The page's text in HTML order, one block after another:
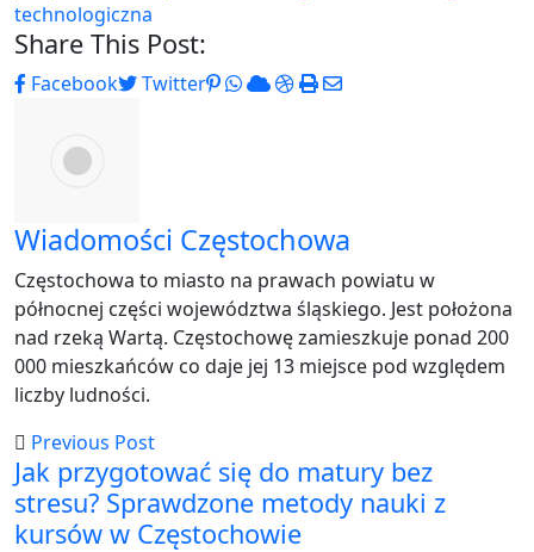
technologiczna
Share This Post:
Facebook Twitter Pinterest
Whatsapp
CloudStumbleUpon
PrintShare
Wiadomości Częstochowa
Częstochowa to miasto na prawach powiatu w
północnej części województwa śląskiego. Jest położona
nad rzeką Wartą. Częstochowę zamieszkuje ponad 200
000 mieszkańców co daje jej 13 miejsce pod względem
liczby ludności.
Previous Post
Jak przygotować się do matury bez
stresu? Sprawdzone metody nauki z
kursów w Częstochowie